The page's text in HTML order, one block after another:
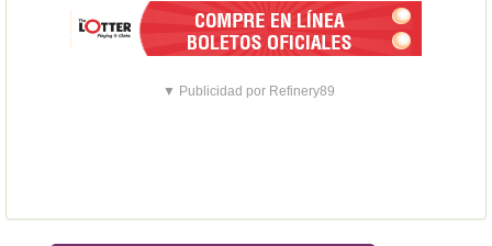
▼ Publicidad por Refinery89